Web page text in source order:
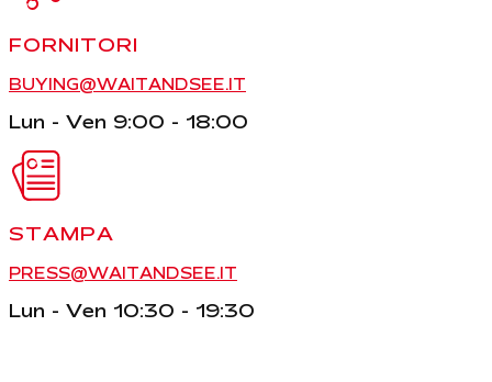
FORNITORI
BUYING@WAITANDSEE.IT
Lun - Ven 9:00 - 18:00
STAMPA
PRESS@WAITANDSEE.IT
Lun - Ven 10:30 - 19:30